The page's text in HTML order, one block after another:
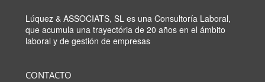
Lúquez & ASSOCIATS, SL es una Consultoría Laboral,
que acumula una trayectória de 20 años en el ámbito
laboral y de gestión de empresas
CONTACTO